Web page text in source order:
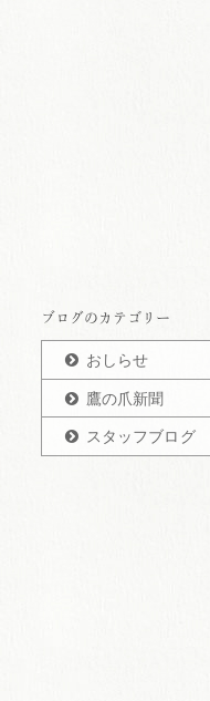
ブログのカテゴリー
おしらせ
鷹の爪新聞
スタッフブログ